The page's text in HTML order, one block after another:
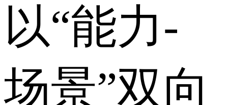
以“能力-
场景”双向